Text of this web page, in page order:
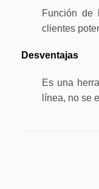
Función de
clientes
Desventajas
Es una
línea, no se